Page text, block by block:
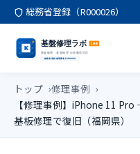
総務省登録（R000026）
トップ 修理事例
【修理事例】iPhone 11
基板修理で復旧（福岡県）